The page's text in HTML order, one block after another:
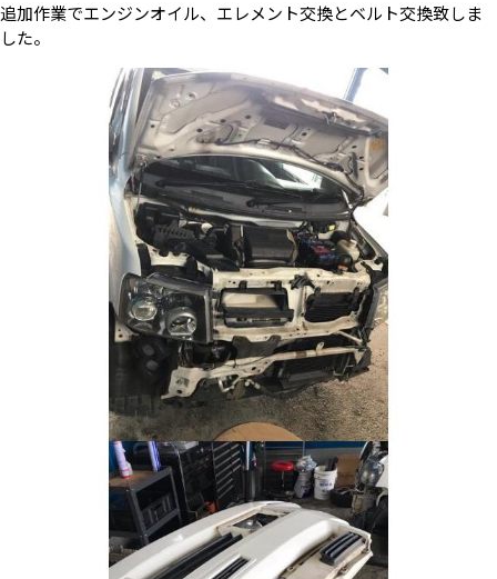
追加作業でエンジンオイル、エレメント交換とベルト交換致しま
した。